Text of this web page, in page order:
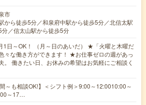
市
から徒歩5分／和泉府中駅から徒歩5分／北信太駅
分／信太山駅から徒歩5分
1日～OK！ （月～日のあいだ） ★「火曜と木曜だ
々な働き方ができます！ ★お仕事ゼロの週があっ
。 働きたい日、お休みの希望はお気軽にご相談く
間～も相談OK!】＜シフト例＞9:00～12:0010:00～
～17…